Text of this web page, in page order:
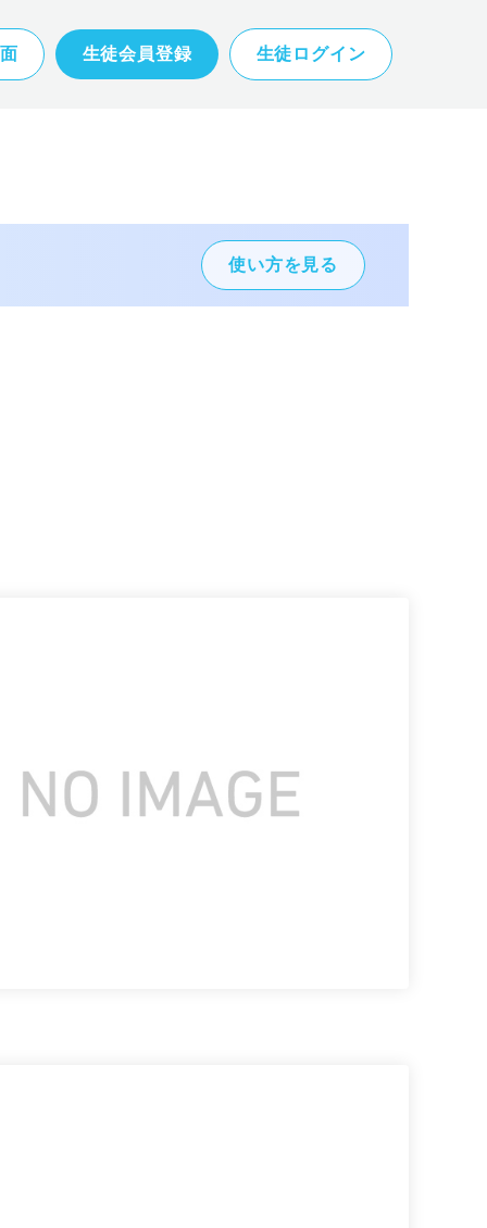
生徒会員登録 生徒ログイン
使い方を見る